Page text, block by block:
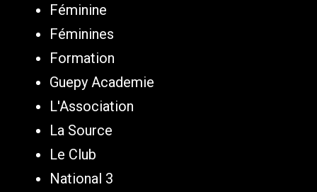
Féminine
Féminines
Formation
Guepy Academie
L'Association
La Source
Le Club
National 3